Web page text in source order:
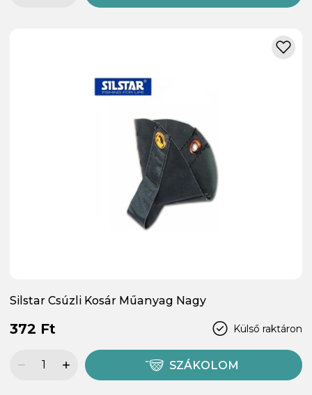
Silstar Csúzli Kosár Műanyag Nagy
Külső raktáron
372 Ft
SZÁKOLOM